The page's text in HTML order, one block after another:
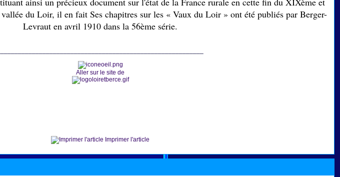
du Loir, il en fait Ses chapitres sur les « Vaux du Loir » ont été publiés par Berger-
Levraut en avril 1910 dans la 56ème série.
Aller sur le site de
Imprimer l'article